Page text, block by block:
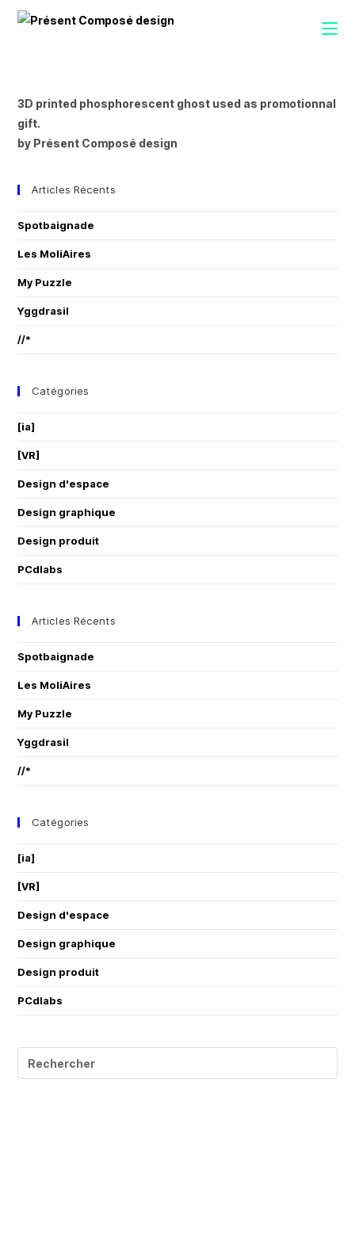
3D printed phosphorescent ghost used as promotionnal
gift.
by Présent Composé design
Articles Récents
Spotbaignade
Les MoliAires
My Puzzle
Yggdrasil
//*
Catégories
[ia]
[VR]
Design d'espace
Design graphique
Design produit
PCdlabs
Articles Récents
Spotbaignade
Les MoliAires
My Puzzle
Yggdrasil
//*
Catégories
[ia]
[VR]
Design d'espace
Design graphique
Design produit
PCdlabs